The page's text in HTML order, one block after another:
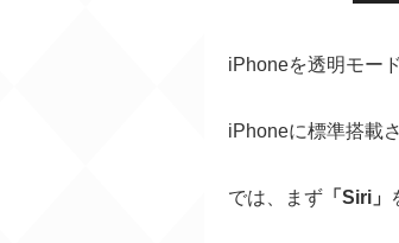
iPhoneを透明モー
iPhoneに標準搭載
では、まず 「Siri」